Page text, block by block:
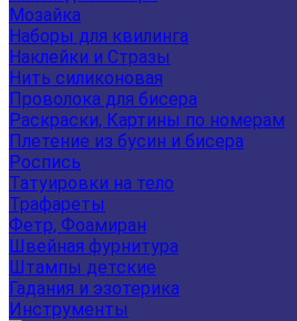
Мозайка
Наборы для квилинга
Наклейки и Стразы
Нить силиконовая
Проволока для бисера
Раскраски, Картины по номерам
Плетение из бусин и бисера
Роспись
Татуировки на тело
Трафареты
Фетр, Фоамиран
Швейная фурнитура
Штампы детские
Гадания и эзотерика
Инструменты